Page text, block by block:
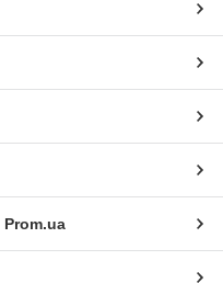
Prom.ua